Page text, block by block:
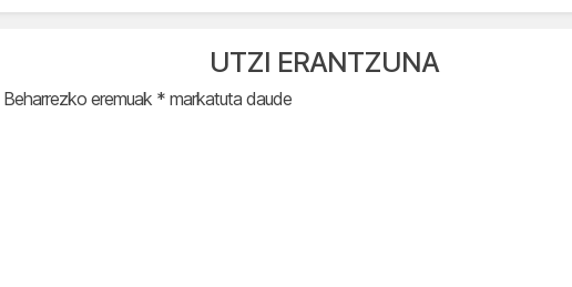
UTZI ERANTZUNA
Beharrezko eremuak * markatuta daude